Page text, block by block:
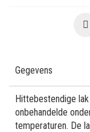
Gegevens
Hittebestendige
onbehandelde
temperaturen. De